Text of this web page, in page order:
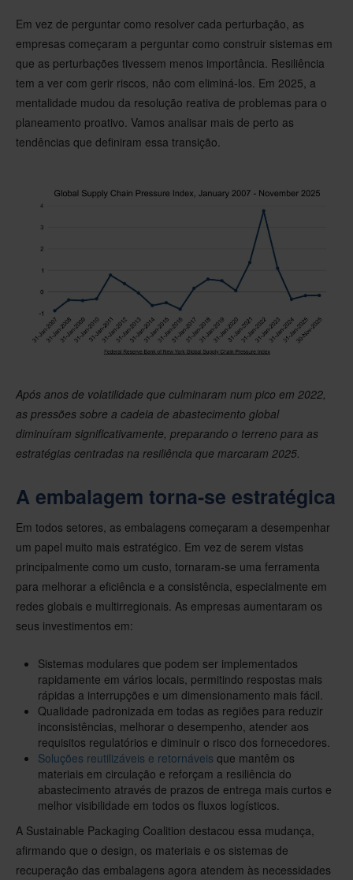
Em vez de perguntar como resolver cada perturbação, as
empresas começaram a perguntar como construir sistemas em
que as perturbações tivessem menos importância. Resiliência
tem a ver com gerir riscos, não com eliminá-los. Em 2025, a
mentalidade mudou da resolução reativa de problemas para o
planeamento proativo. Vamos analisar mais de perto as
tendências que definiram essa transição.
Após anos de volatilidade que culminaram num pico em 2022,
as pressões sobre a cadeia de abastecimento global
diminuíram significativamente, preparando o terreno para as
estratégias centradas na resiliência que marcaram 2025.
A embalagem torna-se estratégica
Em todos setores, as embalagens começaram a desempenhar
um papel muito mais estratégico. Em vez de serem vistas
principalmente como um custo, tornaram-se uma ferramenta
para melhorar a eficiência e a consistência, especialmente em
redes globais e multirregionais. As empresas aumentaram os
seus investimentos em:
Sistemas modulares que podem ser implementados
rapidamente em vários locais, permitindo respostas mais
rápidas a interrupções e um dimensionamento mais fácil.
Qualidade padronizada em todas as regiões para reduzir
inconsistências, melhorar o desempenho, atender aos
requisitos regulatórios e diminuir o risco dos fornecedores.
Soluções reutilizáveis e retornáveis que mantêm os
materiais em circulação e reforçam a resiliência do
abastecimento através de prazos de entrega mais curtos e
melhor visibilidade em todos os fluxos logísticos.
A Sustainable Packaging Coalition destacou essa mudança,
afirmando que o design, os materiais e os sistemas de
recuperação das embalagens agora atendem às necessidades